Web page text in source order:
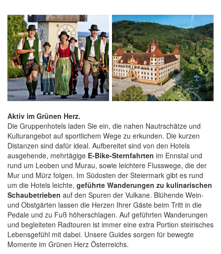
Aktiv im Grünen Herz.
Die Gruppenhotels laden Sie ein, die nahen Nautrschätze und
Kulturangebot auf sportlichem Wege zu erkunden. Die kurzen
Distanzen sind dafür ideal. Aufbereitet sind von den Hotels
ausgehende, mehrtägige E-Bike-Sternfahrten im Ennstal und
rund um Leoben und Murau, sowie leichtere Flusswege, die der
Mur und Mürz folgen. Im Südosten der Steiermark gibt es rund
um die Hotels leichte, geführte Wanderungen zu kulinarischen
Schaubetrieben auf den Spuren der Vulkane. Blühende Wein-
und Obstgärten lassen die Herzen Ihrer Gäste beim Tritt in die
Pedale und zu Fuß höherschlagen. Auf geführten Wanderungen
und begleiteten Radtouren ist immer eine extra Portion steirisches
Lebensgefühl mit dabei. Unsere Guides sorgen für bewegte
Momente im Grünen Herz Österreichs.